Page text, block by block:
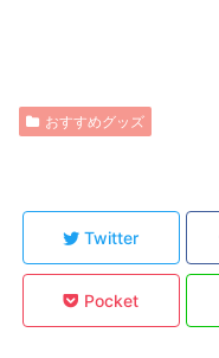
おすすめグッズ
Twitter
Pocket